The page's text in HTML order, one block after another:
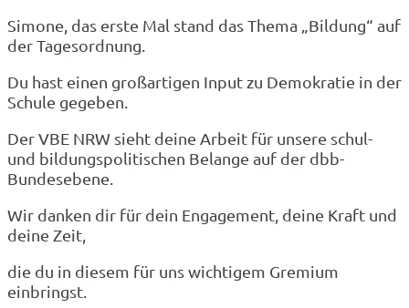
Simone, das erste Mal stand das Thema „Bildung“ auf
der Tagesordnung.
Du hast einen großartigen Input zu Demokratie in der
Schule gegeben.
Der VBE NRW sieht deine Arbeit für unsere schul-
und bildungspolitischen Belange auf der dbb-
Bundesebene.
Wir danken dir für dein Engagement, deine Kraft und
deine Zeit,
die du in diesem für uns wichtigem Gremium
einbringst.